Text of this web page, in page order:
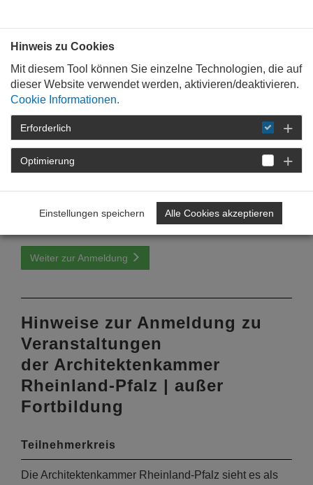
STARTSEITE
ANMELDUNG ZUR ÖA-VERANSTALTUNG MIT TN-
BESTÄTIGUNG
Ich bin mit den Bedingungen einverstanden.
Weiter zur Anmeldung
Hinweise zur Anmeldung zu
Veranstaltungen
der Architektenkammer
Rheinland-Pfalz | außer
Fortbildung
Teilnehmerkreis
Die Architektenkammer Rheinland-Pfalz sieht es als
Hinweis zu Cookies
Mit diesem Tool können Sie einzelne Technologien, die auf
dieser Website verwendet werden, aktivieren/deaktivieren.
Cookie Informationen.
Erforderlich
Optimierung
Einstellungen speichern Alle Cookies akzeptieren